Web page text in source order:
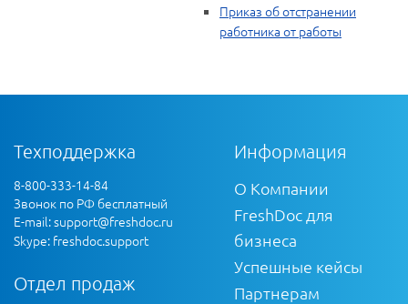
Приказ об отстранении
работника от работы
Техподдержка
8-800-333-14-84
Звонок по РФ бесплатный
E-mail:support@freshdoc.ru
Skype: freshdoc.support
Отдел продаж
Информация
О Компании
FreshDoc для
бизнеса
Успешные кейсы
Партнерам